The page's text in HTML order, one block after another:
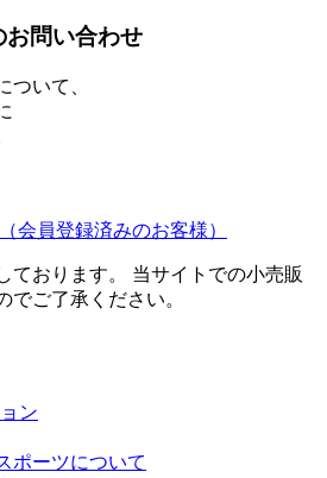
お問い合わせ
ついて、
（会員登録済みのお客様）
ております。 当サイトでの小売販
でご了承ください。
ン
ポーツについて